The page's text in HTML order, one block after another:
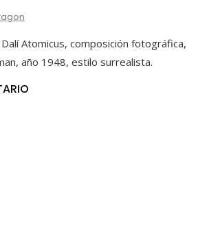
Atomicus, composición fotográfica,
año 1948, estilo surrealista.